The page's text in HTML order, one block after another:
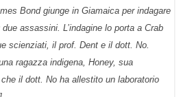
Bond giunge in Giamaica per indagare
due assassini. L’indagine lo porta a Crab
scienziati, il prof. Dent e il dott. No.
ragazza indigena, Honey, sua
il dott. No ha allestito un laboratorio